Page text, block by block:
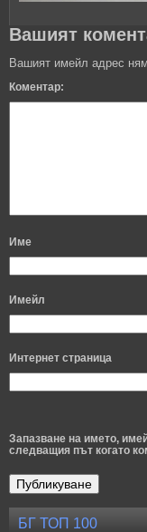
Вашият
Вашият имейл адрес
Коментар:
Име
Имейл
Интернет страница
Запазване на името,
следващия път когато
БГ ТОП 100